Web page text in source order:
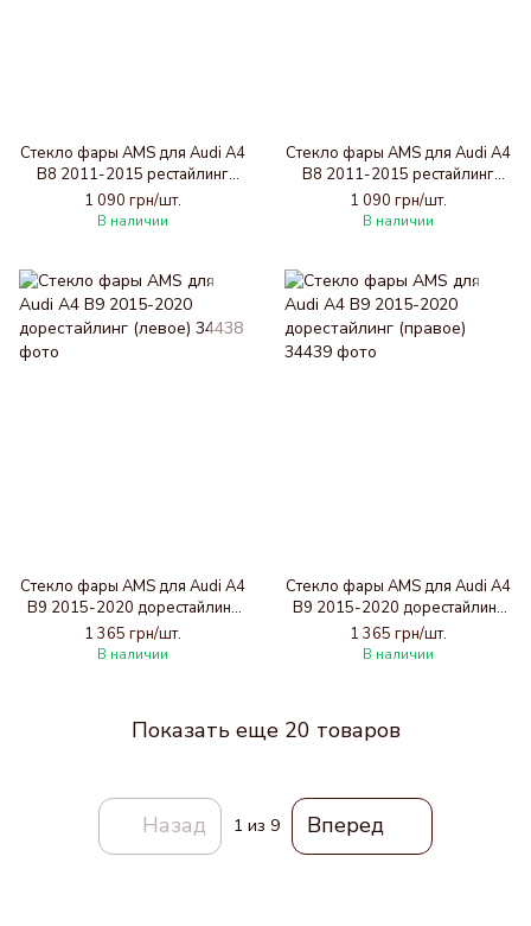
Стекло фары AMS для Audi A4
B8 2011-2015 рестайлинг
(левое)
1 090 грн/шт.
В наличии
Стекло фары AMS для Audi A4
B8 2011-2015 рестайлинг
(правое)
1 090 грн/шт.
В наличии
Стекло фары AMS для Audi A4
B9 2015-2020 дорестайлинг
(левое)
1 365 грн/шт.
В наличии
Стекло фары AMS для Audi A4
B9 2015-2020 дорестайлинг
(правое)
1 365 грн/шт.
В наличии
Показать еще 20 товаров
Назад 1 из 9 Вперед